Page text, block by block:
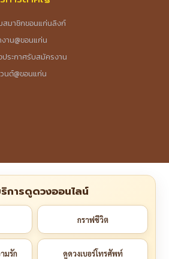
สมาชิกขอนแก่นลิงก์
งาน@ขอนแก่น
ประกาศรับสมัครงาน
นต์@ขอนแก่น
การดูดวงออนไลน์
กราฟชีวิต
มรัก ดูดวงเบอร์โทรศัพท์